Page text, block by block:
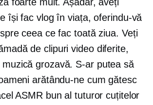
își fac vlog în viața, oferindu-vă
ceea ce fac toată ziua. Veți
de clipuri video diferite,
grozavă. S-ar putea să
arătându-ne cum gătesc
ASMR bun al tuturor cuțitelor